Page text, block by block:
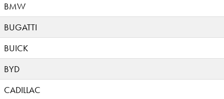
BMW
BUGATTI
BUICK
BYD
CADILLAC